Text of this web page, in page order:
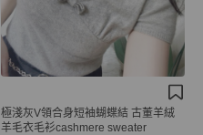
極淺灰V領合身短袖蝴蝶結 古董羊絨
羊毛衣毛衫cashmere sweater